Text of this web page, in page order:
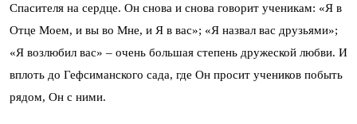
Спасителя на сердце. Он снова и снова говорит ученикам: «Я в
Отце Моем, и вы во Мне, и Я в вас»; «Я назвал вас друзьями»;
«Я возлюбил вас» – очень большая степень дружеской любви. И
вплоть до Гефсиманского сада, где Он просит учеников побыть
рядом, Он с ними.